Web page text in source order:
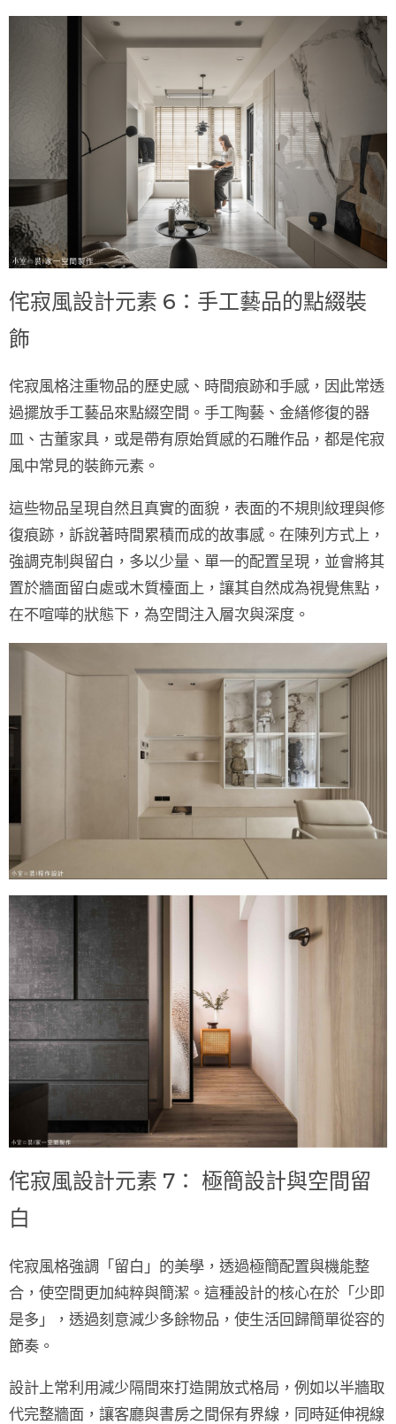
侘寂風設計元素 6：手工藝品的點綴裝
飾
侘寂風格注重物品的歷史感、時間痕跡和手感 ，因此常透
過擺放手工藝品來點綴空間。 手工陶藝、金繕修復的器
皿、古董家具， 或是帶有原始質感的石雕作品 ，都是侘寂
風中常見的裝飾元素。
這些物品呈現自然且真實的面貌，表面的不規則紋理與修
復痕跡 ，訴說著時間累積而成的故事感。在陳列方式上，
強調克制與留白，多以少量、單一的配置呈現，並會將其
置於牆面留白處或木質檯面上 ，讓其自然成為視覺焦點，
在不喧嘩的狀態下，為空間注入層次與深度。
侘寂風設計元素 7： 極簡設計與空間留
白
侘寂風格強調 「留白」 的美學，透過極簡配置與機能整
合，使空間更加純粹與簡潔。這種設計的核心在於 「少即
是多」
，透過刻意減少多餘物品，使生活回歸簡單從容的
節奏。
設計上常利用減少隔間來打造開放式格局，例如以半牆取
代完整牆面，讓客廳與書房之間保有界線，同時延伸視線